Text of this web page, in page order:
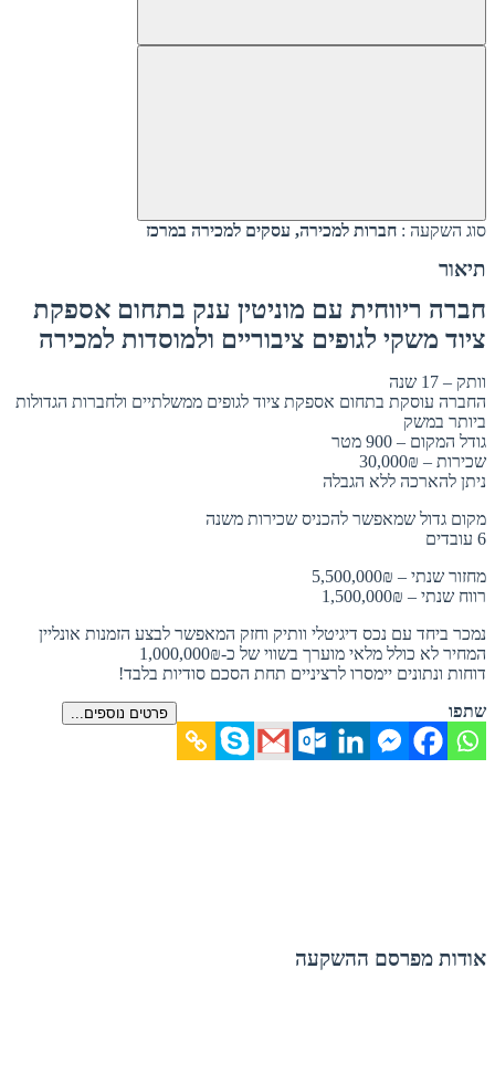
סוג השקעה : חברות למכירה, עסקים למכירה במרכז
תיאור
חברה ריווחית עם מוניטין ענק בתחום אספקת
ציוד משקי לגופים ציבוריים ולמוסדות למכירה
וותק – 17 שנה
החברה עוסקת בתחום אספקת ציוד לגופים ממשלתיים ולחברות הגדולות
ביותר במשק
גודל המקום – 900 מטר
שכירות – 30,000₪
ניתן להארכה ללא הגבלה
מקום גדול שמאפשר להכניס שכירות משנה
6 עובדים
מחזור שנתי – 5,500,000₪
רווח שנתי – 1,500,000₪
נמכר ביחד עם נכס דיגיטלי וותיק וחזק המאפשר לבצע הזמנות אונליין
המחיר לא כולל מלאי מוערך בשווי של כ-1,000,000₪
דוחות ונתונים יימסרו לרציניים תחת הסכם סודיות בלבד!
שתפו
פרטים נוספים...
אודות מפרסם ההשקעה